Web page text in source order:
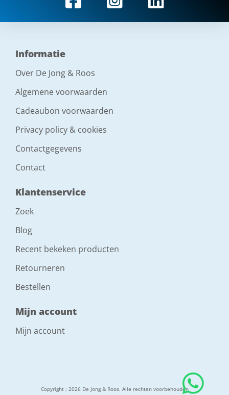
Informatie
Over De Jong & Roos
Algemene voorwaarden
Cadeaubon voorwaarden
Privacy policy & cookies
Contactgegevens
Contact
Klantenservice
Zoek
Blog
Recent bekeken producten
Retourneren
Bestellen
Mijn account
Mijn account
Copyright ; 2026 De Jong & Roos. Alle rechten voorbehouden